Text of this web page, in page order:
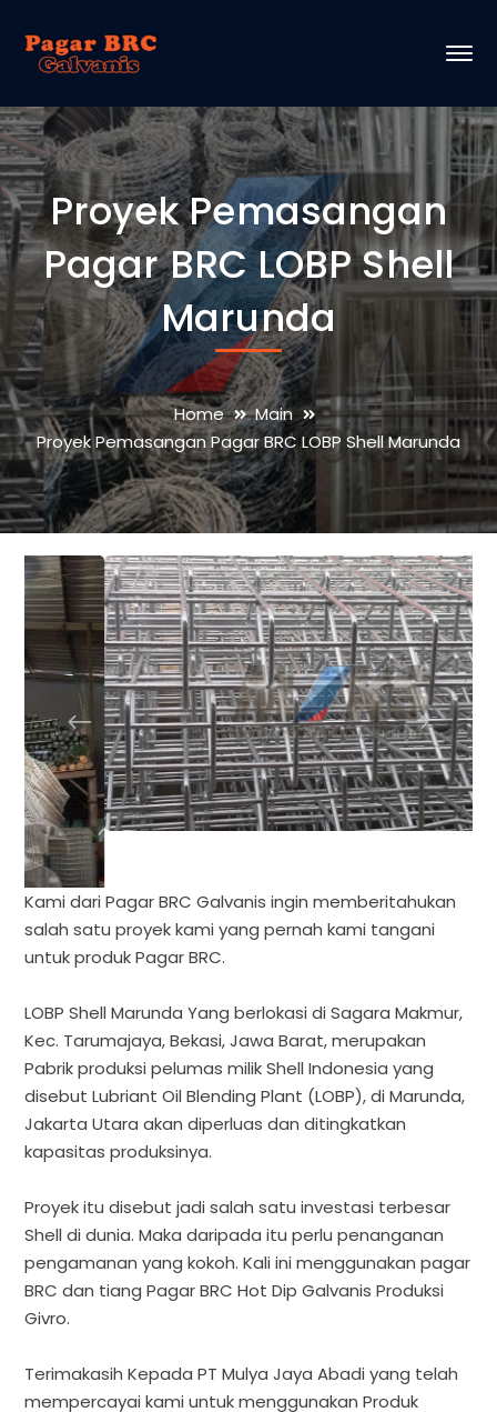
Proyek Pemasangan
Pagar BRC LOBP Shell
Marunda
Home
Main
Proyek Pemasangan Pagar BRC LOBP Shell Marunda
Kami dari Pagar BRC Galvanis ingin memberitahukan
salah satu proyek kami yang pernah kami tangani
untuk produk Pagar BRC.
LOBP Shell Marunda Yang berlokasi di Sagara Makmur,
Pabrik produksi pelumas milik Shell Indonesia yang
disebut Lubriant Oil Blending Plant (LOBP), di Marunda,
Jakarta Utara akan diperluas dan ditingkatkan
kapasitas produksinya.
Proyek itu disebut jadi salah satu investasi terbesar
pengamanan yang kokoh. Kali ini menggunakan pagar
BRC dan tiang Pagar BRC Hot Dip Galvanis Produksi
Givro.
Terimakasih Kepada PT Mulya Jaya Abadi yang telah
Produk Kami Pagar BRC SNI.
Pagar BRC Mutiara Anugerah Kontruksi Steel Telah